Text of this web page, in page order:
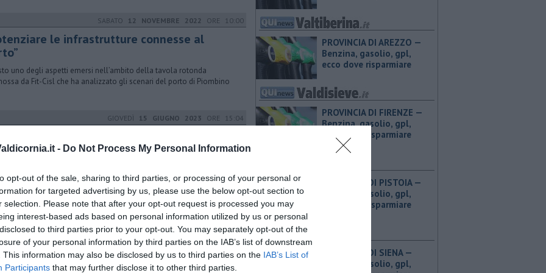
- Do Not Process My Personal Information
opt-out of the sale, sharing to third parties, or processing of your personal or
for targeted advertising by us, please use the below opt-out section to
selection. Please note that after your opt-out request is processed you may
interest-based ads based on personal information utilized by us or personal
to third parties prior to your opt-out. You may separately opt-out of the
of your personal information by third parties on the IAB’s list of downstream
This information may also be disclosed by us to third parties on the IAB’s List of
Participants that may further disclose it to other third parties.
SABATO 12 NOVEMBRE 2022 ORE 10:00
le infrastrutture connesse al
uno degli aspetti emersi nell’ambito della tavola rotonda
da Fit-Cisl che ha analizzato gli scenari del porto di Piombino
GIOVEDÌ 15 GIUGNO 2023 ORE 15:04
nell'ambito del progetto che li ha visti impegnati in questi mesi
MERCOLEDÌ22 MAGGIO 2024ORE 09:58
Comunista presenta la sua lista
in piazzetta del mare per la presentazione dei candidati al
comunale della lista che sostiene la candidatura di Callaioli
PROVINCIA DI AREZZO — ​
Benzina, gasolio, gpl,
ecco dove risparmiare
PROVINCIA DI FIRENZE — ​
Benzina, gasolio, gpl,
ecco dove risparmiare
PROVINCIA DI PISTOIA — ​
Benzina, gasolio, gpl,
ecco dove risparmiare
PROVINCIA DI SIENA — ​
Benzina, gasolio, gpl,